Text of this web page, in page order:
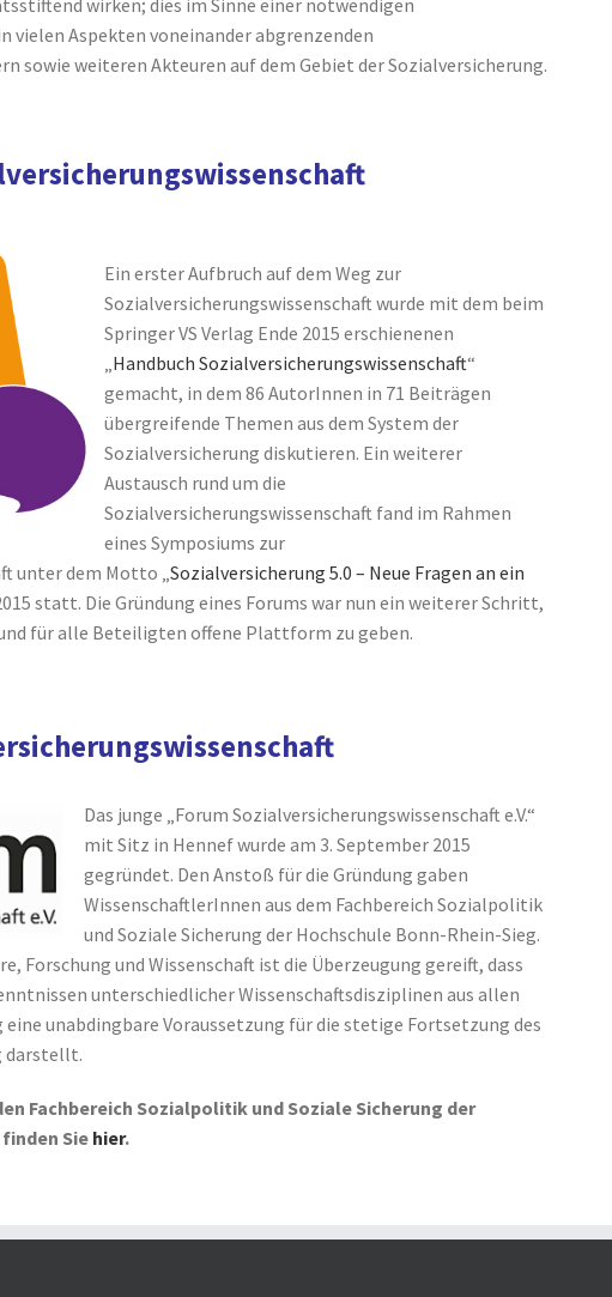
wirken; dies im Sinne einer notwendigen
vielen Aspekten voneinander abgrenzenden
sowie weiteren Akteuren auf dem Gebiet der Sozialversicherung.
Ein erster Aufbruch auf dem Weg zur
Sozialversicherungswissenschaft wurde mit dem beim
Springer VS Verlag Ende 2015 erschienenen
Handbuch Sozialversicherungswissenschaft“
gemacht, in dem 86 AutorInnen in 71 Beiträgen
übergreifende Themen aus dem System der
Sozialversicherung diskutieren. Ein weiterer
Austausch rund um die
Sozialversicherungswissenschaft fand im Rahmen
eines Symposiums zur
unter dem Motto „ Sozialversicherung 5.0 – Neue Fragen an ein
statt. Die Gründung eines Forums war nun ein weiterer Schritt,
für alle Beteiligten offene Plattform zu geben.
Das junge „Forum Sozialversicherungswissenschaft e.V.“
mit Sitz in Hennef wurde am 3. September 2015
gegründet. Den Anstoß für die Gründung gaben
WissenschaftlerInnen aus dem Fachbereich Sozialpolitik
und Soziale Sicherung der Hochschule Bonn-Rhein-Sieg.
Forschung und Wissenschaft ist die Überzeugung gereift, dass
unterschiedlicher Wissenschaftsdisziplinen aus allen
eine unabdingbare Voraussetzung für die stetige Fortsetzung des
darstellt.
Fachbereich Sozialpolitik und Soziale Sicherung der
Sie hier.